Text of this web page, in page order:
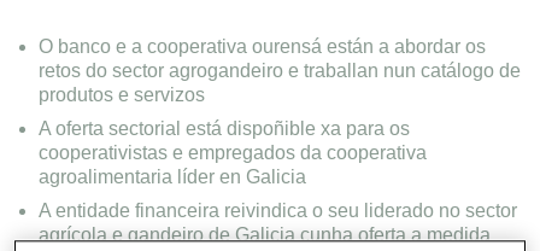
O banco e a cooperativa ourensá están a abordar os
retos do sector agrogandeiro e traballan nun catálogo de
produtos e servizos
A oferta sectorial está dispoñible xa para os
cooperativistas e empregados da cooperativa
agroalimentaria líder en Galicia
A entidade financeira reivindica o seu liderado no sector
agrícola e gandeiro de Galicia cunha oferta a medida